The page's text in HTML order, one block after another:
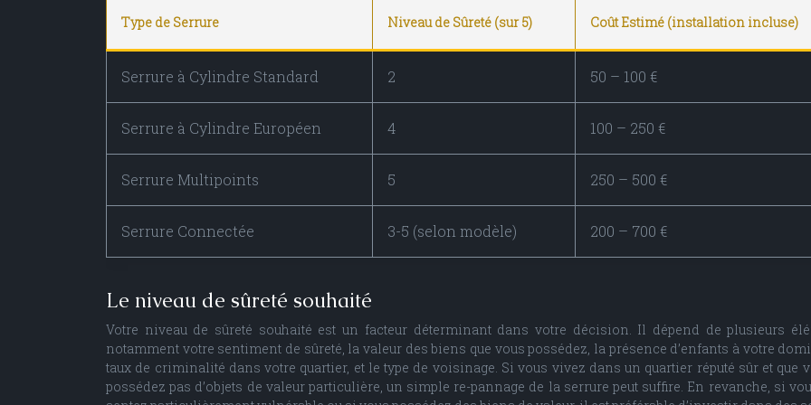
Type de Serrure Niveau de Sûreté (sur 5) Coût Estimé (installation incluse)
Serrure à Cylindre Standard 2 50 – 100 €
Serrure à Cylindre Européen 4 100 – 250 €
Serrure Multipoints 5 250 – 500 €
Serrure Connectée 3-5 (selon modèle) 200 – 700 €
Le niveau de sûreté souhaité
Votre niveau de sûreté souhaité est un facteur déterminant dans votre décision. Il dépend de plusieurs
notamment votre sentiment de sûreté, la valeur des biens que vous possédez, la présence d’enfants à votre
taux de criminalité dans votre quartier, et le type de voisinage. Si vous vivez dans un quartier réputé sûr et que
possédez pas d’objets de valeur particulière, un simple re-pannage de la serrure peut suffire. En revanche, si